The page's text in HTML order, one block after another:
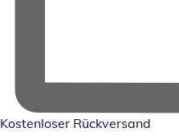
Kostenloser Rückversand